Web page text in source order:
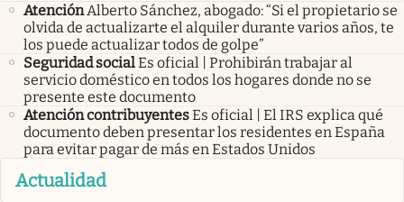
AtenciónAlberto Sánchez, abogado: “Si el propietario se
olvida de actualizarte el alquiler durante varios años, te
los puede actualizar todos de golpe”
Seguridad socialEs oficial | Prohibirán trabajar al
servicio doméstico en todos los hogares donde no se
presente este documento
Atención contribuyentesEs oficial | El IRS explica qué
documento deben presentar los residentes en España
para evitar pagar de más en Estados Unidos
Actualidad